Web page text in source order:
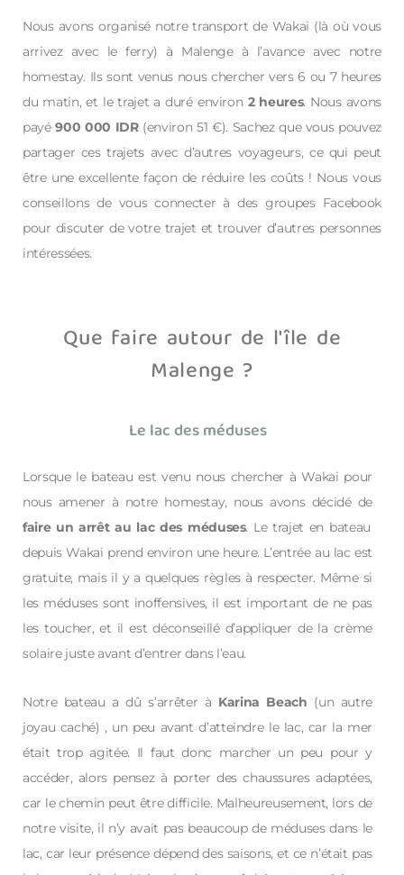
Nous avons organisé notre transport de Wakai (là où vous
arrivez avec le ferry) à Malenge à l’avance avec notre
homestay. Ils sont venus nous chercher vers 6 ou 7 heures
du matin, et le trajet a duré environ 2 heures. Nous avons
payé900 000 IDR(environ 51 €). Sachez que vous pouvez
partager ces trajets avec d’autres voyageurs, ce qui peut
être une excellente façon de réduire les coûts ! Nous vous
conseillons de vous connecter à des groupes Facebook
pour discuter de votre trajet et trouver d’autres personnes
intéressées.
Que faire autour de l'île de
Malenge ?
Le lac des méduses
Lorsque le bateau est venu nous chercher à Wakai pour
nous amener à notre homestay, nous avons décidé de
faire un arrêt au lac des méduses. Le trajet en bateau
depuis Wakai prend environ une heure. L’entrée au lac est
gratuite, mais il y a quelques règles à respecter. Même si
les méduses sont inoffensives, il est important de ne pas
les toucher, et il est déconseillé d’appliquer de la crème
solaire juste avant d’entrer dans l’eau.
Notre bateau a dû s’arrêter à Karina Beach (un autre
joyau caché) , un peu avant d’atteindre le lac, car la mer
était trop agitée. Il faut donc marcher un peu pour y
accéder, alors pensez à porter des chaussures adaptées,
car le chemin peut être difficile. Malheureusement, lors de
notre visite, il n’y avait pas beaucoup de méduses dans le
lac, car leur présence dépend des saisons, et ce n’était pas